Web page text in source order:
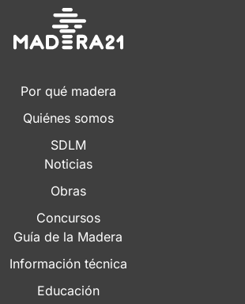
Por qué madera
Quiénes somos
SDLM
Noticias
Obras
Concursos
Guía de la Madera
Información técnica
Educación